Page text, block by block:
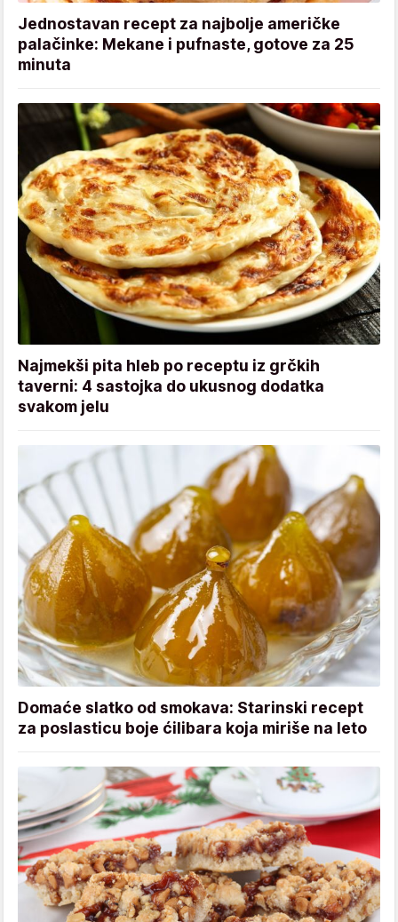
Jednostavan recept za najbolje američke
palačinke: Mekane i pufnaste, gotove za 25
minuta
Najmekši pita hleb po receptu iz grčkih
taverni: 4 sastojka do ukusnog dodatka
svakom jelu
Domaće slatko od smokava: Starinski recept
za poslasticu boje ćilibara koja miriše na leto